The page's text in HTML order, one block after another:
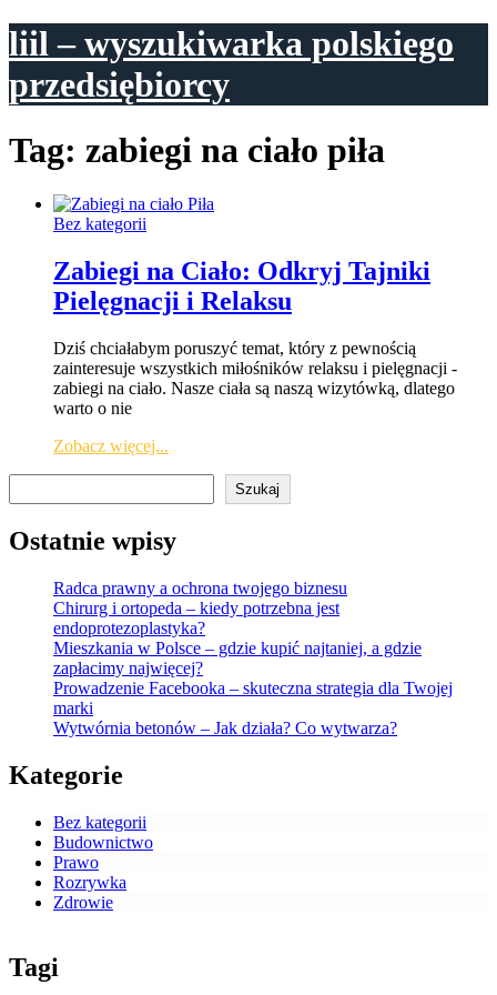
liil – wyszukiwarka polskiego
przedsiębiorcy
Tag: zabiegi na ciało piła
Bez kategorii
Zabiegi na Ciało: Odkryj Tajniki
Pielęgnacji i Relaksu
Dziś chciałabym poruszyć temat, który z pewnością
zainteresuje wszystkich miłośników relaksu i pielęgnacji -
zabiegi na ciało. Nasze ciała są naszą wizytówką, dlatego
warto o nie
Zobacz więcej...
Szukaj
Ostatnie wpisy
Radca prawny a ochrona twojego biznesu
Chirurg i ortopeda – kiedy potrzebna jest
endoprotezoplastyka?
Mieszkania w Polsce – gdzie kupić najtaniej, a gdzie
zapłacimy najwięcej?
Prowadzenie Facebooka – skuteczna strategia dla Twojej
marki
Wytwórnia betonów – Jak działa? Co wytwarza?
Kategorie
Bez kategorii
Budownictwo
Prawo
Rozrywka
Zdrowie
Tagi